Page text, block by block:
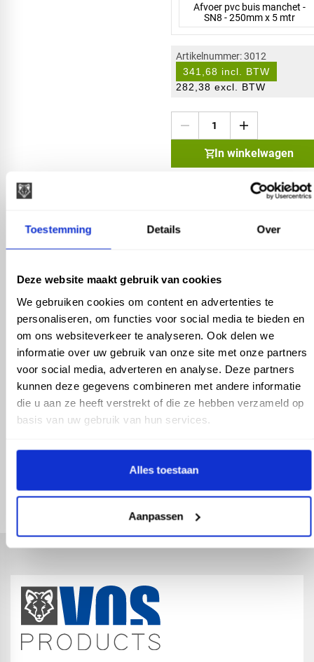
Toestemming Details Over
Deze website maakt gebruik van cookies
We gebruiken cookies om content en advertenties te
personaliseren, om functies voor social media te bieden en
om ons websiteverkeer te analyseren. Ook delen we
informatie over uw gebruik van onze site met onze partners
voor social media, adverteren en analyse. Deze partners
kunnen deze gegevens combineren met andere informatie
die u aan ze heeft verstrekt of die ze hebben verzameld op
basis van uw gebruik van hun services.
Alles toestaan
Aanpassen
Afvoer pvc buis manchet -
SN8 - 250mm x 5 mtr
Artikelnummer: 3012
341,68 incl. BTW
282,38 excl. BTW
In winkelwagen
Buitenriolering
Type: Pvc afvoerbuis SN8
Buislengte: 5 meter
Toepassing:
Een pvc buis met manchetmof wordt
gebruikt voor buitenriolering voor het
de manchetmof kan de buis
verbonden worden met andere
hulpstukken die voorzien zijn van een
Klanten geven Vos Products een9,0/10
check_circle2-5dagen levertijd